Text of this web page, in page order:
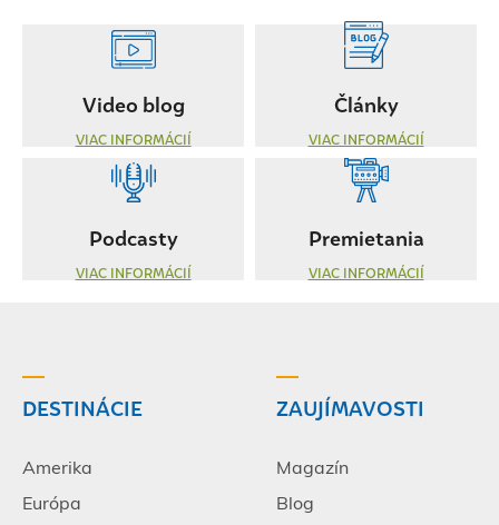
Video blog
VIAC INFORMÁCIÍ
Články
VIAC INFORMÁCIÍ
Podcasty
VIAC INFORMÁCIÍ
Premietania
VIAC INFORMÁCIÍ
DESTINÁCIE
Amerika
Európa
ZAUJÍMAVOSTI
Magazín
Blog